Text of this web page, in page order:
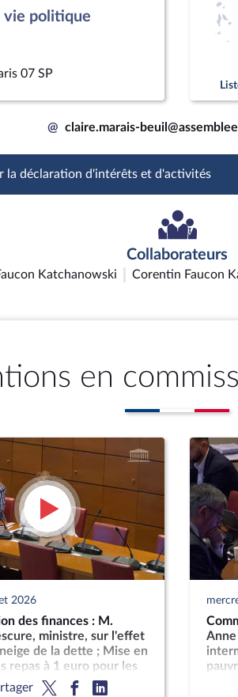
vie politique
07 SP
@ claire.marais-
la déclaration d'intérêts et d'activités
Collaborateurs
Katchanowski Corentin Faucon
en
2026
des finances : M.
ministre, sur l'effet
de la dette ; Mise en
repas à 1 euro pour les